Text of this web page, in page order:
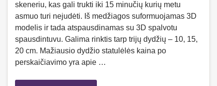
skeneriu, kas gali trukti iki 15 minučių kurių metu
asmuo turi nejudėti. Iš medžiagos suformuojamas 3D
modelis ir tada atspausdinamas su 3D spalvotu
spausdintuvu. Galima rinktis tarp trijų dydžių – 10, 15,
20 cm. Mažiausio dydžio statulėlės kaina po
perskaičiavimo yra apie …